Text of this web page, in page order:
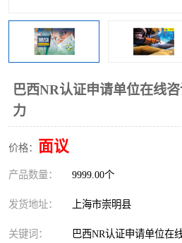
巴西NR认证申请单位在线
力
价格： 面议
产品数量： 9999.00个
发货地址： 上海市崇明县
关键词： 巴西NR认证申请单位在